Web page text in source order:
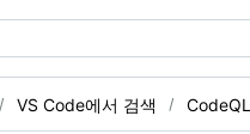
VS Code에서 검색